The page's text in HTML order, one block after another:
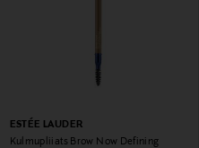
ESTÉE LAUDER
Kulmupliiats Brow Now Defining